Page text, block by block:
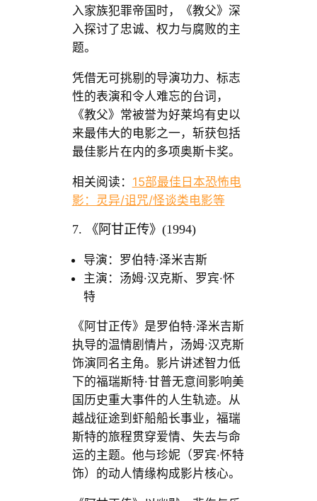
入家族犯罪帝国时，《教父》深
入探讨了忠诚、权力与腐败的主
题。
凭借无可挑剔的导演功力、标志
性的表演和令人难忘的台词，
《教父》常被誉为好莱坞有史以
来最伟大的电影之一，斩获包括
最佳影片在内的多项奥斯卡奖。
相关阅读： 15部最佳日本恐怖电
影：灵异/诅咒/怪谈类电影等
7. 《阿甘正传》(1994)
导演：罗伯特·泽米吉斯
主演：汤姆·汉克斯、罗宾·怀
特
《阿甘正传》是罗伯特·泽米吉斯
执导的温情剧情片，汤姆·汉克斯
饰演同名主角。影片讲述智力低
下的福瑞斯特·甘普无意间影响美
国历史重大事件的人生轨迹。从
越战征途到虾船船长事业，福瑞
斯特的旅程贯穿爱情、失去与命
运的主题。他与珍妮（罗宾·怀特
饰）的动人情缘构成影片核心。